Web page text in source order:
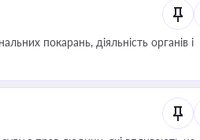
покарань, діяльність органів і